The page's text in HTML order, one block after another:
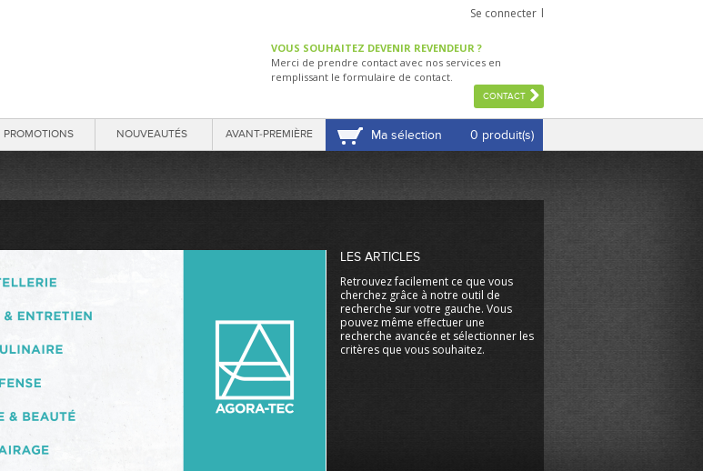
Se connecter
VOUS SOUHAITEZ DEVENIR REVENDEUR ?
Merci de prendre contact avec nos services en
remplissant le formulaire de contact.
CONTACT
PROMOTIONS NOUVEAUTÉS AVANT-PREMIÈRE Ma sélection 0 produit(s)
LES ARTICLES
Retrouvez facilement ce que vous
cherchez grâce à notre outil de
recherche sur votre gauche. Vous
pouvez même effectuer une
recherche avancée et sélectionner les
critères que vous souhaitez.